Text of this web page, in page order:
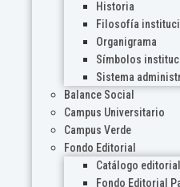
Historia
Filosofía
Organigrama
Símbolos
Sistema
Balance Social
Campus Universitario
Campus Verde
Fondo Editorial
Catálogo editorial
Fondo Editorial